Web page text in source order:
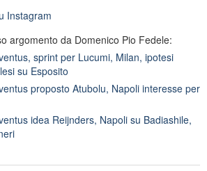
Instagram
argomento da Domenico Pio Fedele:
sprint per Lucumi, Milan, ipotesi
su Esposito
proposto Atubolu, Napoli interesse per
idea Reijnders, Napoli su Badiashile,